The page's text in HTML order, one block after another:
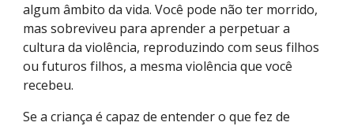
algum âmbito da vida. Você pode não ter morrido,
mas sobreviveu para aprender a perpetuar a
cultura da violência, reproduzindo com seus filhos
ou futuros filhos, a mesma violência que você
recebeu.
Se a criança é capaz de entender o que fez de